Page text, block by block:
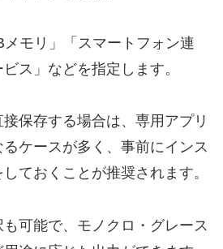
モリ」「スマートフォン連
ス」などを指定します。
保存する場合は、専用アプリ
ケースが多く、事前にインス
ておくことが推奨されます。
可能で、モノクロ・グレース